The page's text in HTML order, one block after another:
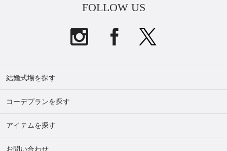
FOLLOW US
結婚式場を探す
コーデプランを探す
アイテムを探す
お問い合わせ